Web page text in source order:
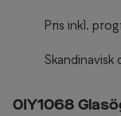
Pris inkl.
Skandinavisk
0IY1068